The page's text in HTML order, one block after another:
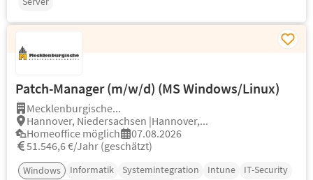
Patch-Manager (m/w/d) (MS Windows/Linux)
Mecklenburgische...
Hannover, Niedersachsen |Hannover,...
Homeoffice möglich
07.08.2026
51.546,6 €/Jahr (geschätzt)
Windows Informatik Systemintegration Intune
IT-Security